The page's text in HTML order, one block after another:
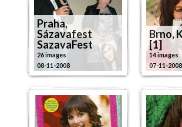
Praha,
Sázavafest
SazavaFest
26 images
08-11-2008
Brno,
[1]
14 images
07-11-2008